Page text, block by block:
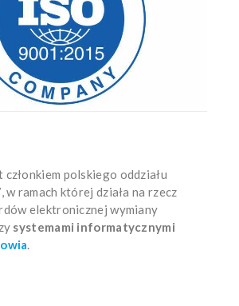
członkiem polskiego oddziału
, w ramach której działa na rzecz
elektronicznej wymiany
systemami informatycznymi
.